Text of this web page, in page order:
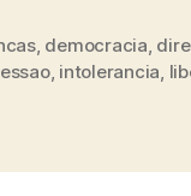
, democracia,
, intolerancia,